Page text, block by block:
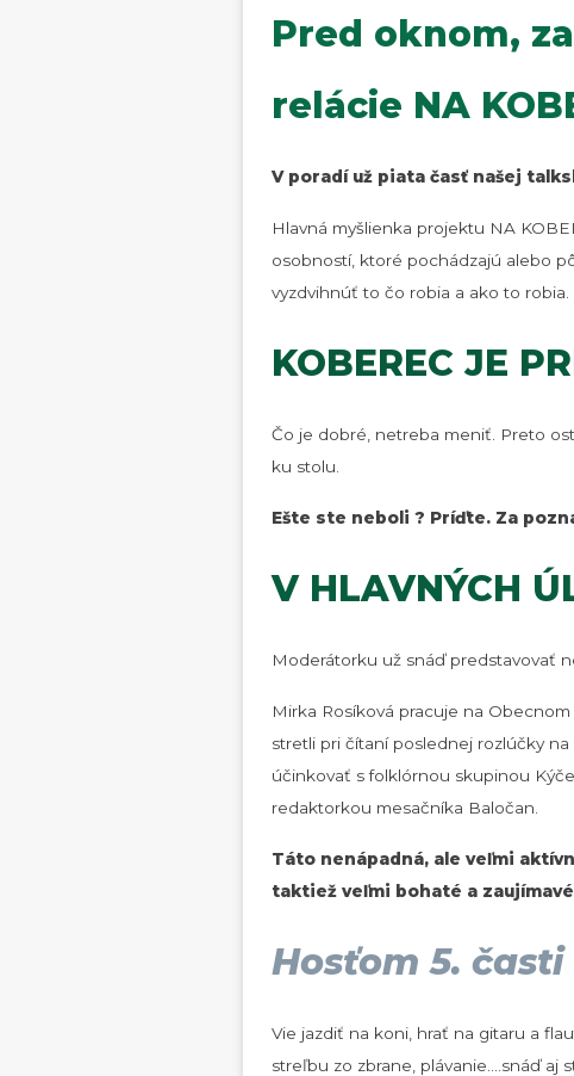
Pred oknom,
relácie NA
V poradí už piata časť našej
Hlavná myšlienka projektu NA
osobností, ktoré pochádzajú alebo
vyzdvihnúť to čo robia a ako to
KOBEREC JE
Čo je dobré, netreba meniť. Preto
ku stolu.
Ešte ste neboli ? Príďte. Za
V HLAVNÝCH
Moderátorku už snáď predstavovať
Mirka Rosíková pracuje na
stretli pri čítaní poslednej rozlúčky
účinkovať s folklórnou skupinou
redaktorkou mesačníka Baločan.
Táto nenápadná, ale veľmi
taktiež veľmi bohaté a
Hosťom 5.
Vie jazdiť na koni, hrať na gitaru a
streľbu zo zbrane, plávanie....snáď aj